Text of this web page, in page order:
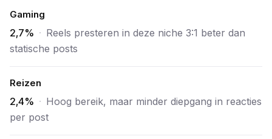
Gaming
2,7% · Reels presteren in deze niche 3:1 beter dan
statische posts
Reizen
2,4% · Hoog bereik, maar minder diepgang in reacties
per post